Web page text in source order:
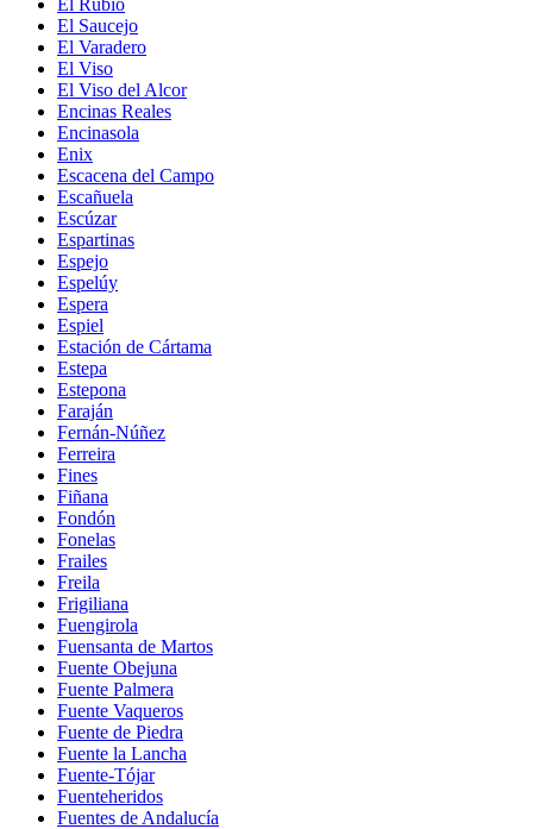
El Saucejo
El Varadero
El Viso
El Viso del Alcor
Encinas Reales
Encinasola
Enix
Escacena del Campo
Escañuela
Escúzar
Espartinas
Espejo
Espelúy
Espera
Espiel
Estación de Cártama
Estepa
Estepona
Faraján
Fernán-Núñez
Ferreira
Fines
Fiñana
Fondón
Fonelas
Frailes
Freila
Frigiliana
Fuengirola
Fuensanta de Martos
Fuente Obejuna
Fuente Palmera
Fuente Vaqueros
Fuente de Piedra
Fuente la Lancha
Fuente-Tójar
Fuenteheridos
Fuentes de Andalucía